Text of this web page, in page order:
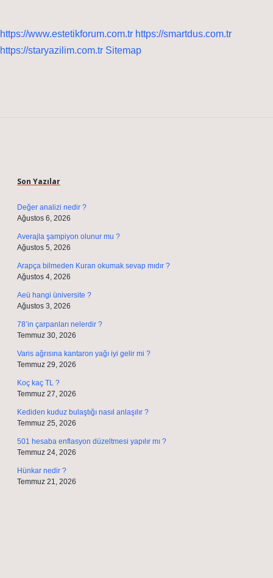
https://www.estetikforum.com.tr https://smartdus.com.tr
https://staryazilim.com.tr Sitemap
Son Yazılar
Değer analizi nedir ?
Ağustos 6, 2026
Averajla şampiyon olunur mu ?
Ağustos 5, 2026
Arapça bilmeden Kuran okumak sevap mıdır ?
Ağustos 4, 2026
Aeü hangi üniversite ?
Ağustos 3, 2026
78’in çarpanları nelerdir ?
Temmuz 30, 2026
Varis ağrısına kantaron yağı iyi gelir mi ?
Temmuz 29, 2026
Koç kaç TL ?
Temmuz 27, 2026
Kediden kuduz bulaştığı nasıl anlaşılır ?
Temmuz 25, 2026
501 hesaba enflasyon düzeltmesi yapılır mı ?
Temmuz 24, 2026
Hünkar nedir ?
Temmuz 21, 2026